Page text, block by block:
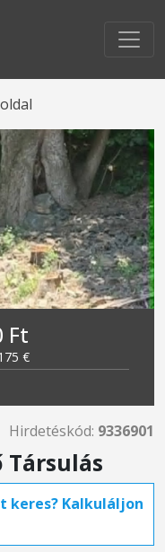
Ft
€
Hirdetéskód: 9336901
keres? Kalkuláljon